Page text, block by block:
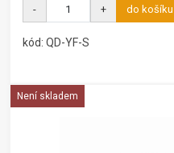
- + do košíku
kód: QD-YF-S
Není skladem